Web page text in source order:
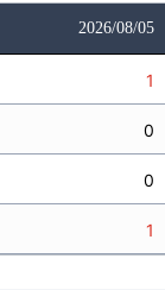
2026/08/05
1
0
0
1